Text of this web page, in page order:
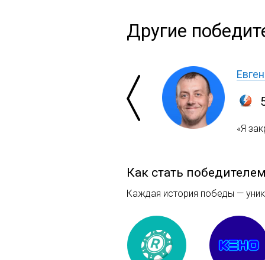
Другие
«Я
Как стать
Каждая история победы —